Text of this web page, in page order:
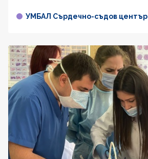
УМБАЛ Сърдечно-съдов център